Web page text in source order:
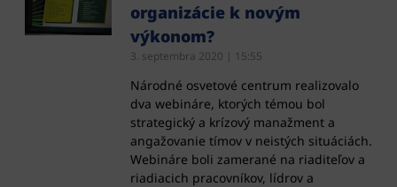
organizácie k novým
výkonom?
3. septembra 2020 15:55
Národné osvetové centrum realizovalo
dva webináre, ktorých témou bol
strategický a krízový manažment a
angažovanie tímov v neistých situáciách.
Webináre boli zamerané na riaditeľov a
riadiacich pracovníkov, lídrov a